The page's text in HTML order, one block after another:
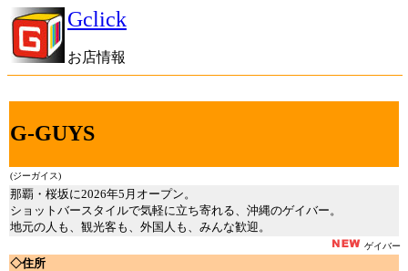
Gclick
お店情報
G-GUYS
(ジーガイス)
那覇・桜坂に2026年5月オープン。
ショットバースタイルで気軽に立ち寄れる、沖縄のゲイバー。
地元の人も、観光客も、外国人も、みんな歓迎。
ゲイバー
◇住所